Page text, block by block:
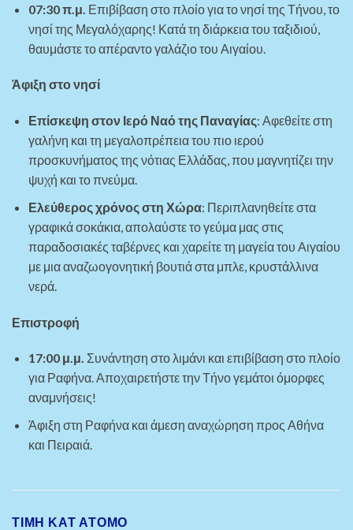
07:30 π.μ. Επιβίβαση στο πλοίο για το νησί της Τήνου, το
νησί της Μεγαλόχαρης! Κατά τη διάρκεια του ταξιδιού,
θαυμάστε το απέραντο γαλάζιο του Αιγαίου.
Άφιξη στο νησί
Επίσκεψη στον Ιερό Ναό της Παναγίας: Αφεθείτε στη
γαλήνη και τη μεγαλοπρέπεια του πιο ιερού
προσκυνήματος της νότιας Ελλάδας, που μαγνητίζει την
ψυχή και το πνεύμα.
Ελεύθερος χρόνος στη Χώρα: Περιπλανηθείτε στα
γραφικά σοκάκια, απολαύστε το γεύμα μας στις
παραδοσιακές ταβέρνες και χαρείτε τη μαγεία του Αιγαίου
με μια αναζωογονητική βουτιά στα μπλε, κρυστάλλινα
νερά.
Επιστροφή
17:00 μ.μ. Συνάντηση στο λιμάνι και επιβίβαση στο πλοίο
για Ραφήνα. Αποχαιρετήστε την Τήνο γεμάτοι όμορφες
αναμνήσεις!
Άφιξη στη Ραφήνα και άμεση αναχώρηση προς Αθήνα
και Πειραιά.
ΤΙΜΗ ΚΑΤ ΑΤΟΜΟ